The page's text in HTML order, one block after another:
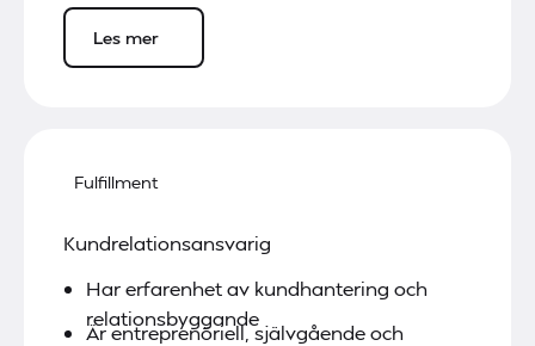
Les mer
Fulfillment
Kundrelationsansvarig
Har erfarenhet av kundhantering och
relationsbyggande
Är entreprenöriell, självgående och